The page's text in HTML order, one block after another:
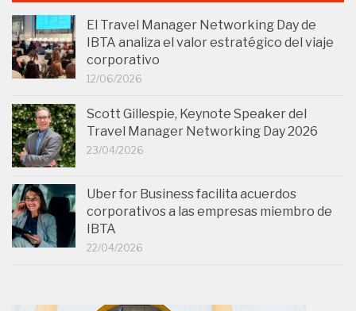
El Travel Manager Networking Day de
IBTA analiza el valor estratégico del viaje
corporativo
12/06/2026
Scott Gillespie, Keynote Speaker del
Travel Manager Networking Day 2026
23/04/2026
Uber for Business facilita acuerdos
corporativos a las empresas miembro de
IBTA
22/04/2026